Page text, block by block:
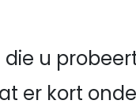
u
er kort